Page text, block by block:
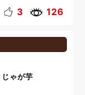
3 126
ゃが芋